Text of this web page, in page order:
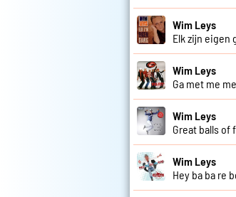
Wim Leys
Elk zijn eigen
Wim Leys
Ga met me
Wim Leys
Great balls of
Wim Leys
Hey ba ba re